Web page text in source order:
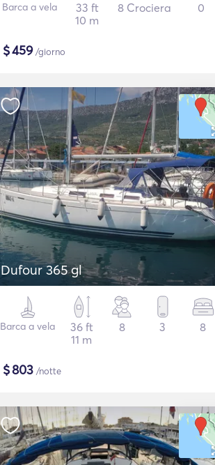
Barca a vela
33 ft
10 m
8 Crociera 0
$459/giorno
Dufour 365 gl
Barca a vela
36 ft
11 m
8 3 8
$803 /notte